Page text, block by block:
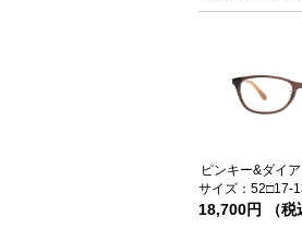
ピンキー&ダイ
サイズ：52□17-
18,700円 （税